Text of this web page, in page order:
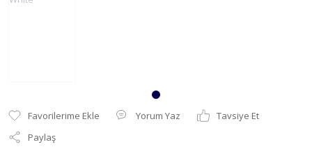
Yorum Yaz
Tavsiye Et
Paylaş